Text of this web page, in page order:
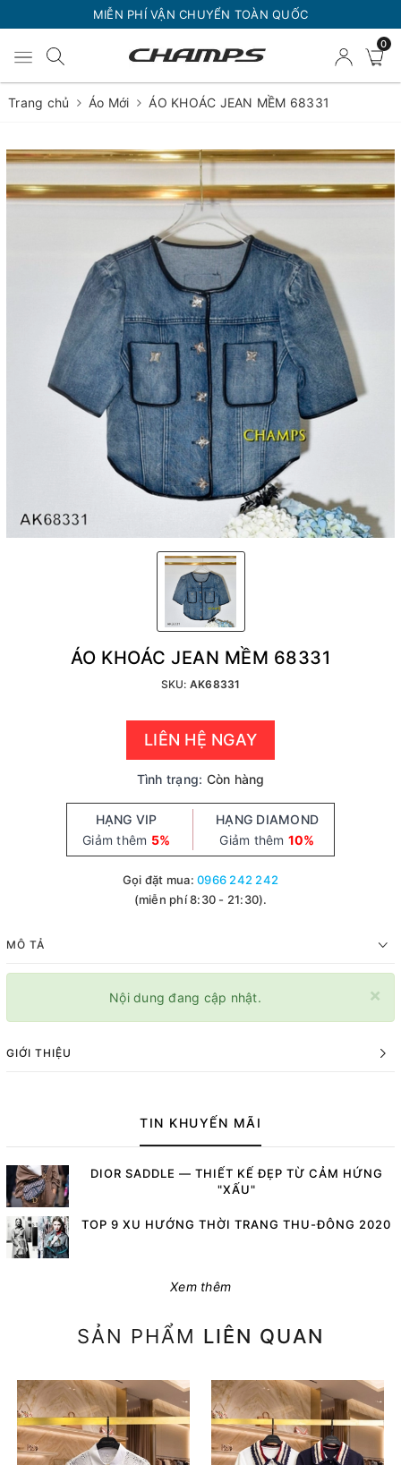
MIỄN PHÍ VẬN CHUYỂN TOÀN QUỐC
0
Trang chủ Áo Mới ÁO KHOÁC JEAN MỀM 68331
ÁO KHOÁC JEAN MỀM 68331
SKU: AK68331
LIÊN HỆ NGAY
Tình trạng: Còn hàng
HẠNG VIP
Giảm thêm 5%
HẠNG DIAMOND
Giảm thêm 10%
Gọi đặt mua:0966 242 242
(miễn phí 8:30 - 21:30).
MÔ TẢ
×
Nội dung đang cập nhật.
GIỚI THIỆU
TIN KHUYẾN MÃI
DIOR SADDLE — THIẾT KẾ ĐẸP TỪ CẢM HỨNG
"XẤU"
TOP 9 XU HƯỚNG THỜI TRANG THU-ĐÔNG 2020
Xem thêm
SẢN PHẨM LIÊN QUAN